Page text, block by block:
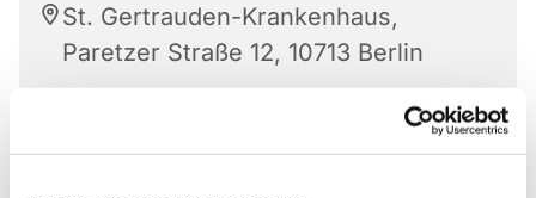
St. Gertrauden-Krankenhaus,
Paretzer Straße 12, 10713 Berlin